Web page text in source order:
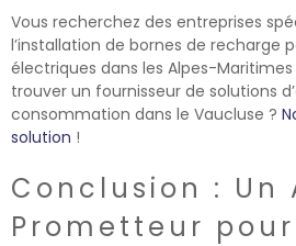
Vous recherchez des entreprises
l’installation de bornes de recharge
électriques dans les Alpes-
trouver un fournisseur de solutions
consommation dans le Vaucluse ?
solution !
Conclusion : Un
Prometteur